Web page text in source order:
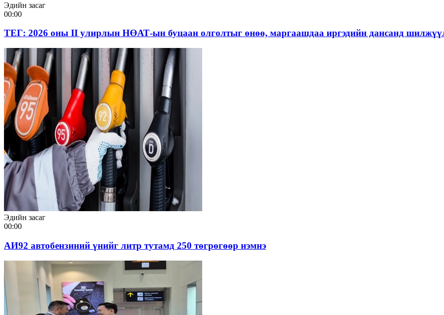
Эдийн засаг
00:00
ТЕГ: 2026 оны II улирлын НӨАТ-ын буцаан олголтыг өнөө, маргаашдаа иргэдийн дансанд
Эдийн засаг
00:00
АИ92 автобензиний үнийг литр тутамд 250 төгрөгөөр нэмнэ